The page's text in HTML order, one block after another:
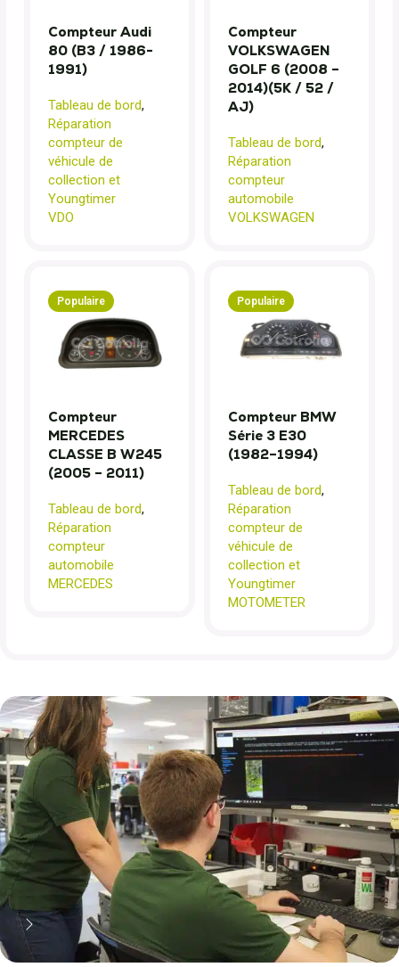
Compteur Audi
80 (B3 / 1986-
1991)
Tableau de bord,
Réparation
compteur de
véhicule de
collection et
Youngtimer
VDO
Compteur
VOLKSWAGEN
GOLF 6 (2008 –
2014)(5K / 52 /
AJ)
Tableau de bord,
Réparation
compteur
automobile
VOLKSWAGEN
Populaire
Compteur
MERCEDES
CLASSE B W245
(2005 – 2011)
Tableau de bord,
Réparation
compteur
automobile
MERCEDES
Populaire
Compteur BMW
Série 3 E30
(1982–1994)
Tableau de bord,
Réparation
compteur de
véhicule de
collection et
Youngtimer
MOTOMETER